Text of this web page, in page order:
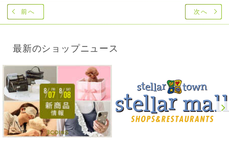
前へ 次へ
最新のショップニュース